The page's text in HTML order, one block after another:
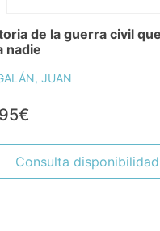
de la guerra civil
nadie
JUAN
Consulta disponibilidad